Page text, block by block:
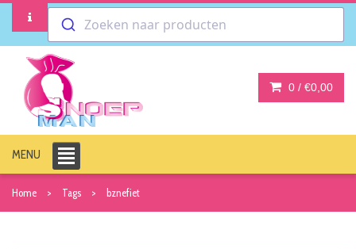
Zoeken naar producten
0 / €0,00
MENU
Home Tags bznefiet